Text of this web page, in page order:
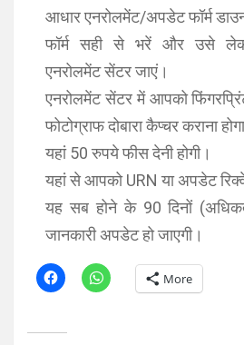
आधार एनरोलमेंट/अपडेट फॉर्म
फॉर्म सही से भरें और उसे
एनरोलमेंट सेंटर जाएं।
एनरोलमेंट सेंटर में आपको
फोटोग्राफ दोबारा कैप्‍चर कराना
यहां 50 रुपये फीस देनी होगी।
यहां से आपको URN या अपडेट
यह सब होने के 90 दिनों
जानकारी अपडेट हो जाएगी।
More